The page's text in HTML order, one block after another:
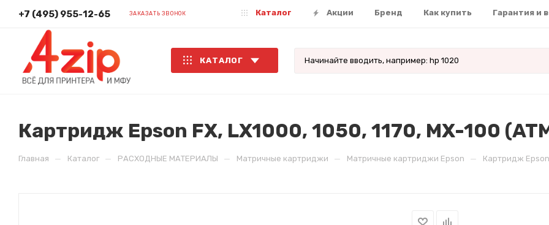
+7 (495) 955-12-65 ЗАКАЗАТЬ ЗВОНОК Каталог Акции Бренд Как купить Гарантия и
КАТАЛОГ
Картридж Epson FX, LX1000, 1050, 1170, MX-100
Главная — Каталог — РАСХОДНЫЕ МАТЕРИАЛЫ — Матричные картриджи — Матричные картриджи Epson — Картридж Epson